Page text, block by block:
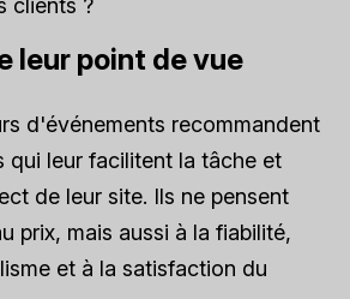
clients ?
leur point de vue
d'événements recommandent
qui leur facilitent la tâche et
de leur site. Ils ne pensent
prix, mais aussi à la fiabilité,
et à la satisfaction du